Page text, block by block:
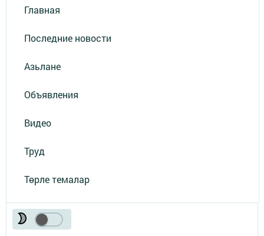
Главная
Последние новости
Азьлане
Объявления
Видео
Труд
Төрле темалар